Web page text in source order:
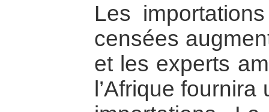
Les
censées
et les experts
l’Afrique